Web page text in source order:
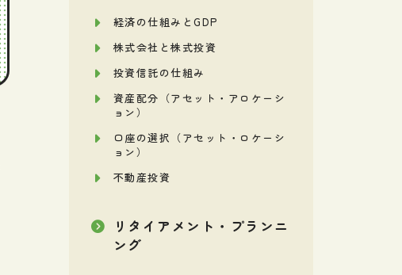
経済の仕組みとGDP
株式会社と株式投資
投資信託の仕組み
資産配分（アセット・アロケーシ
ョン）
口座の選択（アセット・ロケーシ
ョン）
不動産投資
リタイアメント・プランニ
ング